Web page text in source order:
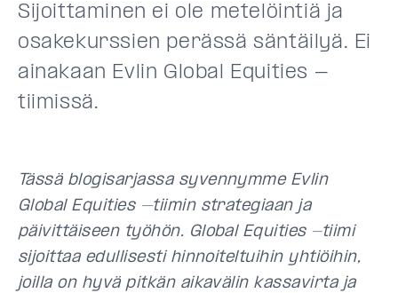
Sijoittaminen ei ole metelöintiä ja
osakekurssien perässä säntäilyä. Ei
ainakaan Evlin Global Equities -
tiimissä.
Tässä blogisarjassa syvennymme Evlin
Global Equities –tiimin strategiaan ja
päivittäiseen työhön. Global Equities -tiimi
sijoittaa edullisesti hinnoiteltuihin yhtiöihin,
joilla on hyvä pitkän aikavälin kassavirta ja